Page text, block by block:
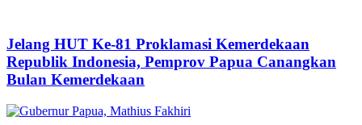
Jelang HUT Ke-81 Proklamasi Kemerdekaan
Republik Indonesia, Pemprov Papua Canangkan
Bulan Kemerdekaan